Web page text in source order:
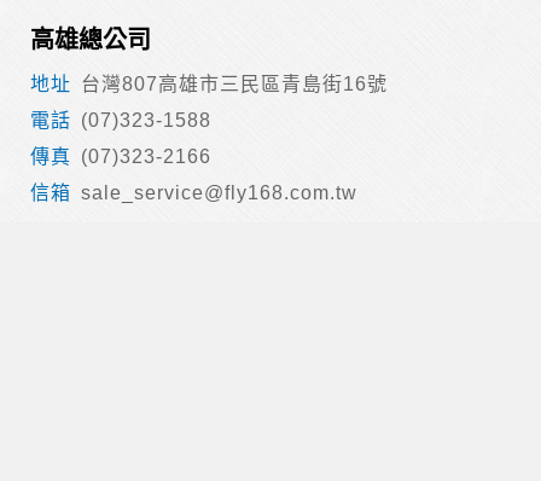
高雄總公司
台灣807高雄市三民區青島街16號
(07)323-1588
(07)323-2166
sale_service@fly168.com.tw